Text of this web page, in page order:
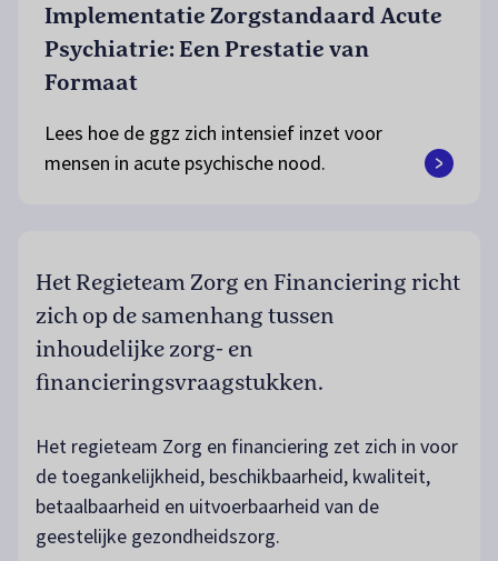
Implementatie Zorgstandaard Acute
Psychiatrie: Een Prestatie van
Formaat
Lees hoe de ggz zich intensief inzet voor
mensen in acute psychische nood.
Het Regieteam Zorg en Financiering richt
zich op de samenhang tussen
inhoudelijke zorg- en
financieringsvraagstukken.
Het regieteam Zorg en financiering zet zich in voor
de toegankelijkheid, beschikbaarheid, kwaliteit,
betaalbaarheid en uitvoerbaarheid van de
geestelijke gezondheidszorg.